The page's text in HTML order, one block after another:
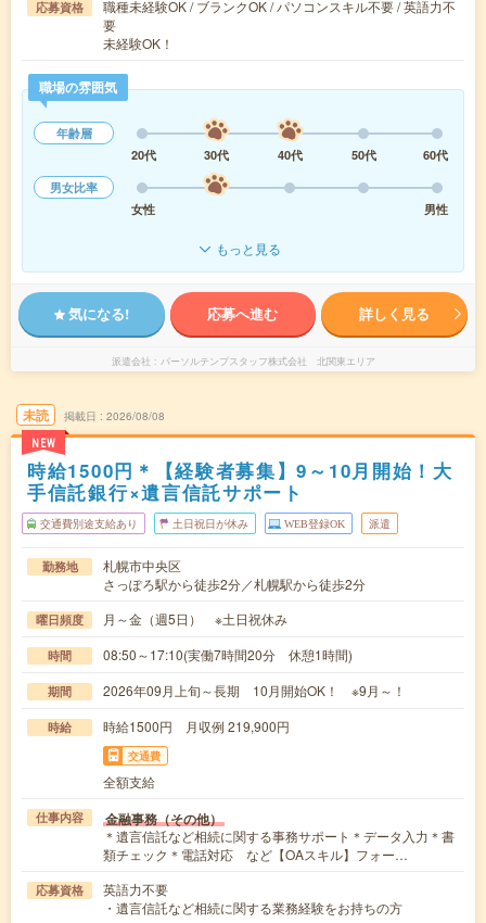
応募資格
職種未経験OK / ブランクOK / パソコンスキル不要 / 英語力不
要
未経験OK！
職場の雰囲気
年齢層
20代
30代 40代 50代
60代
男女比率
女性
男性
もっと見る
気になる! 応募へ進む 詳しく見る
派遣会社 パーソルテンプスタッフ株式会社 北関東エリア
未読
NEW
掲載日 2026/08/08
時給1500円＊【経験者募集】9～10月開始！大
手信託銀行×遺言信託サポート
交通費別途支給あり 土日祝日が休み WEB登録OK 派遣
勤務地
札幌市中央区
さっぽろ駅から徒歩2分／札幌駅から徒歩2分
曜日頻度 月～金（週5日） ※土日祝休み
時間 08:50～17:10(実働7時間20分 休憩1時間)
期間 2026年09月上旬～長期 10月開始OK！ ※9月～！
時給 時給1500円 月収例 219,900円
交通費
全額支給
仕事内容 金融事務（その他）
＊遺言信託など相続に関する事務サポート＊データ入力＊書
類チェック＊電話対応 など【OAスキル】フォー…
応募資格
英語力不要
・遺言信託など相続に関する業務経験をお持ちの方